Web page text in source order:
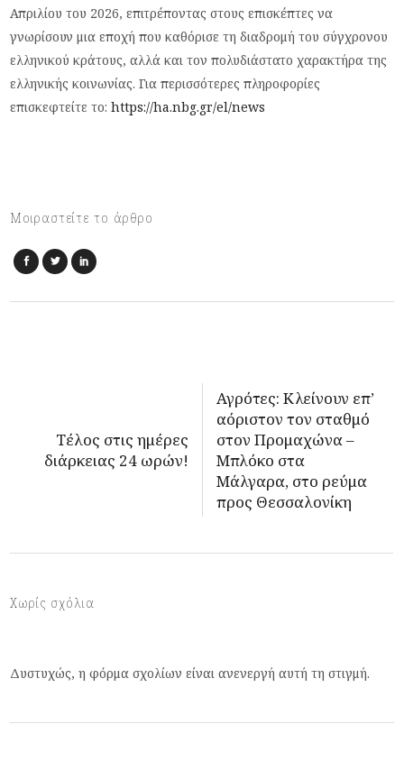
Απριλίου του 2026, επιτρέποντας στους επισκέπτες να
γνωρίσουν μια εποχή που καθόρισε τη διαδρομή του σύγχρονου
ελληνικού κράτους, αλλά και τον πολυδιάστατο χαρακτήρα της
ελληνικής κοινωνίας. Για περισσότερες πληροφορίες
επισκεφτείτε το:https://ha.nbg.gr/el/news
Μοιραστείτε το άρθρο
Τέλος στις ημέρες
διάρκειας 24 ωρών!
Αγρότες: Κλείνουν επ’
αόριστον τον σταθμό
στον Προμαχώνα –
Μπλόκο στα
Μάλγαρα, στο ρεύμα
προς Θεσσαλονίκη
Χωρίς σχόλια
Δυστυχώς, η φόρμα σχολίων είναι ανενεργή αυτή τη στιγμή.